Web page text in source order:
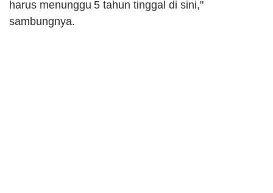
harus menunggu 5 tahun tinggal di sini,"
sambungnya.